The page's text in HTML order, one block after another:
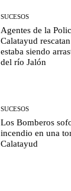
SUCESOS
Agentes de la
Calatayud
estaba siendo
del río Jalón
SUCESOS
Los Bomberos
incendio en una
Calatayud